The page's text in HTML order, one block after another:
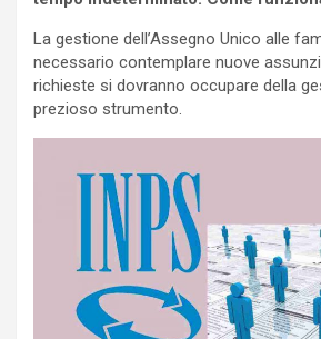
La gestione dell’Assegno Unico alle
necessario contemplare nuove
richieste si dovranno occupare della
prezioso strumento.